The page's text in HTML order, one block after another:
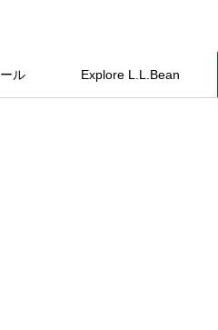
ル Explore L.L.Bean